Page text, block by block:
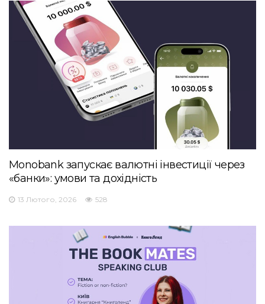
Monobank запускає валютні інвестиції через
«банки»: умови та дохідність
13 Лютого, 2026 528